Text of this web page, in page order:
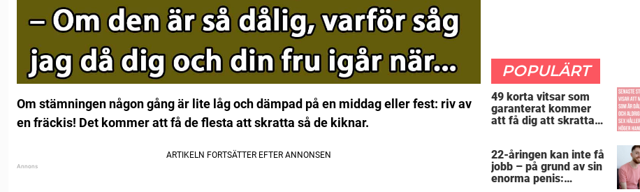
Om stämningen någon gång är lite låg och dämpad på en middag eller fest: riv av
en fräckis! Det kommer att få de flesta att skratta så de kiknar.
POPULÄRT
49 korta vitsar som
garanterat kommer
att få dig att skratta
22-åringen kan inte få
jobb – på grund av sin
enorma penis: